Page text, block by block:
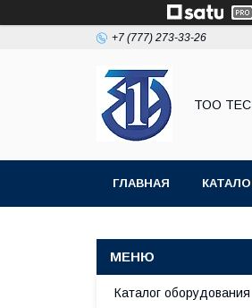
+7 (777) 273-33-26
ТОО
ГЛАВНАЯ
Каталог оборудования